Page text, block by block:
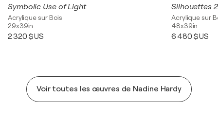
Symbolic Use of Light
Acrylique sur Bois
29x39in
2 320 $US
Silhouettes
Acrylique sur
48x39in
6 480 $US
Voir toutes les œuvres de Nadine Hardy